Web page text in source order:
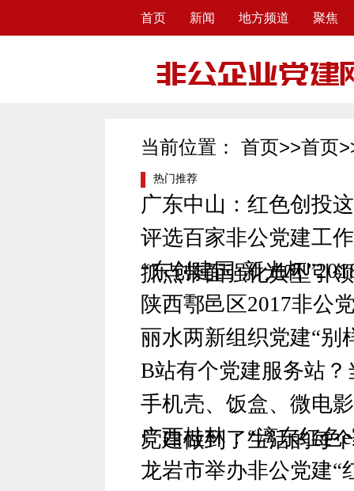
首页 新闻 地方频道 聚焦
当前位置： 首页>>首页
热门推荐
广东中山：红色创投
评选百家非公党建工
抓点带面强化典型引
“东创建国·新光杯
陕西鄠邑区2017非公
丽水两新组织党建“别
B站有个党建服务站
手机壳、饭盒、微电
党建做到了生活的每
广西桂林：“漓东红色
龙岩市举办非公党建“